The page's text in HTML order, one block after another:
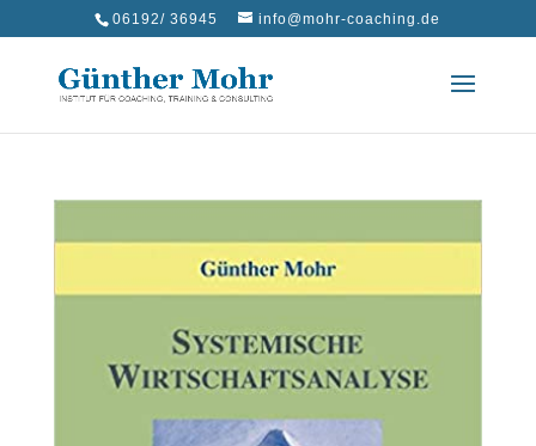
06192/ 36945 info@mohr-coaching.de